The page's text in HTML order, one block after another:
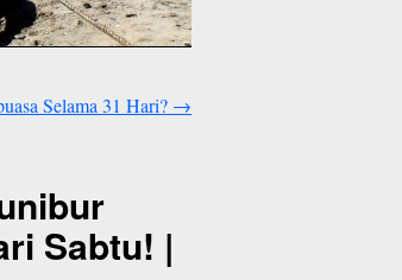
Selama 31 Hari? →
Sabtu! |